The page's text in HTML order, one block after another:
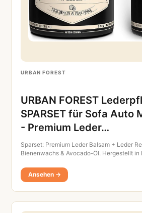
URBAN FOREST
URBAN FOREST
SPARSET für Sofa Auto
- Premium Leder…
Sparset: Premium Leder Balsam + Leder
Bienenwachs & Avocado-Öl. Hergestellt
Ansehen →